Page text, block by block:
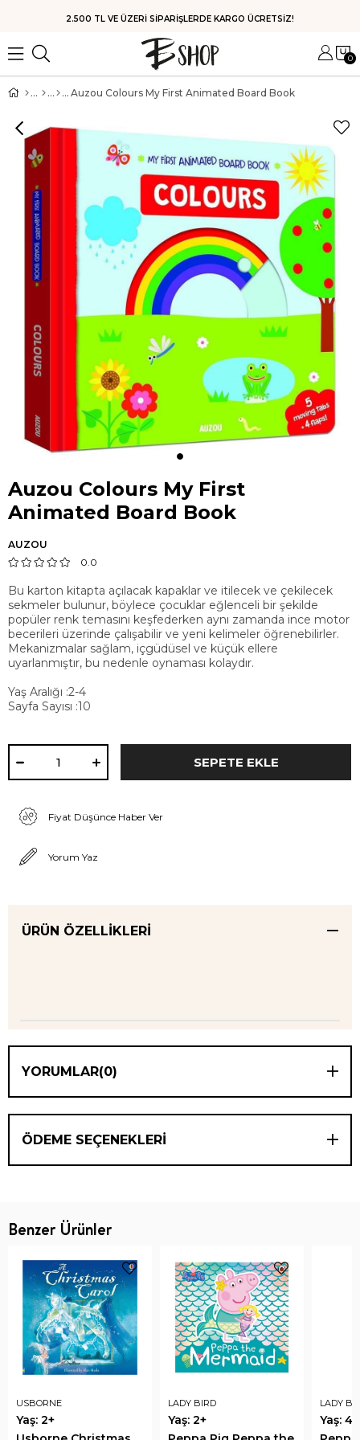
HIZLI KARGO
0
Auzou Colours My First Animated Board Book
Auzou Colours My First
Animated Board Book
AUZOU
0.0
Bu karton kitapta açılacak kapaklar ve itilecek ve çekilecek
sekmeler bulunur, böylece çocuklar eğlenceli bir şekilde
popüler renk temasını keşfederken aynı zamanda ince motor
becerileri üzerinde çalışabilir ve yeni kelimeler öğrenebilirler.
Mekanizmalar sağlam, içgüdüsel ve küçük ellere
uyarlanmıştır, bu nedenle oynaması kolaydır.
Yaş Aralığı :2-4
Sayfa Sayısı :10
Fiyat Düşünce Haber Ver
Yorum Yaz
ÜRÜN ÖZELLIKLERI
YORUMLAR(0)
ÖDEME SEÇENEKLERI
Benzer Ürünler
USBORNE
Yaş: 2+
LADY BIRD
Yaş: 2+
LADY
Yaş: 4+